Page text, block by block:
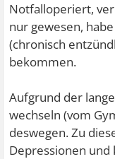
Notfalloperiert,
nur gewesen,
(chronisch
bekommen.
Aufgrund der
wechseln (vom
deswegen. Zu
Depressionen und